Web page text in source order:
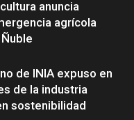
anuncia
agrícola
de INIA expuso en
de la industria
sostenibilidad